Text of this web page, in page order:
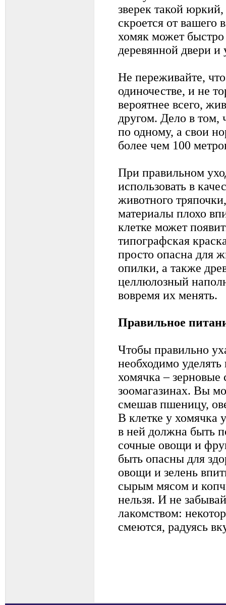
зверек такой
скроется от вашего
хомяк может быстро
деревянной двери и
Не переживайте,
одиночестве, и не
вероятнее всего,
другом. Дело в том,
по одному, а свои
более чем 100
При правильном
использовать в
животного
материалы плохо
клетке может
типографская
просто опасна для
опилки, а также
целлюлозный
вовремя их менять.
Правильное
Чтобы правильно
необходимо
хомячка –
зоомагазинах. Вы
смешав пшеницу,
В клетке у хомячка
в ней должна быть
сочные овощи и
быть опасны для
овощи и зелень
сырым мясом и
нельзя. И не
лакомством:
смеются, радуясь